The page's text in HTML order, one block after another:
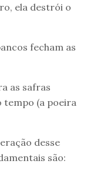
ela destrói o
fecham as
as safras
tempo (a poeira
desse
são: